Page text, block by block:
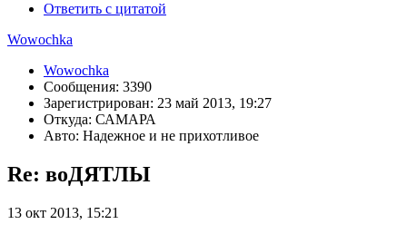
Ответить с цитатой
Wowochka
Wowochka
Сообщения: 3390
Зарегистрирован: 23 май 2013, 19:27
Откуда: САМАРА
Авто: Надежное и не прихотливое
Re: воДЯТЛЫ
13 окт 2013, 15:21